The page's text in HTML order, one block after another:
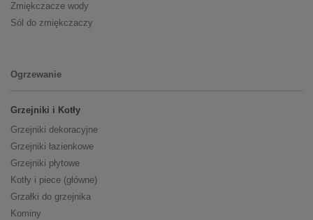
Zmiękczacze wody
Sól do zmiękczaczy
Ogrzewanie
Grzejniki i Kotły
Grzejniki dekoracyjne
Grzejniki łazienkowe
Grzejniki płytowe
Kotły i piece (główne)
Grzałki do grzejnika
Kominy